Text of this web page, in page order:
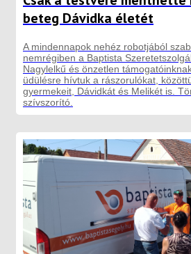
beteg Dávidka életét
A mindennapok nehéz robotjából
nemrégiben a Baptista
Nagylelkű és önzetlen
üdülésre hívtuk a rászorulókat,
gyermekeit, Dávidkát és Melikét is.
szívszorító.